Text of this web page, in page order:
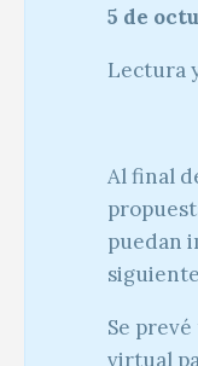
5 de
Lectura
Al final
puedan
Se
virtual